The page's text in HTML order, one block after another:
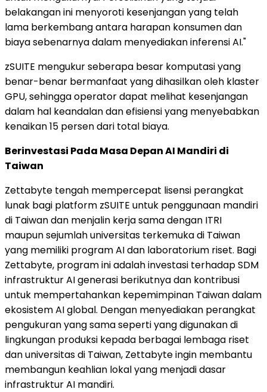
belakangan ini menyoroti kesenjangan yang telah
lama berkembang antara harapan konsumen dan
biaya sebenarnya dalam menyediakan inferensi AI."
zSUITE mengukur seberapa besar komputasi yang
benar-benar bermanfaat yang dihasilkan oleh klaster
GPU, sehingga operator dapat melihat kesenjangan
dalam hal keandalan dan efisiensi yang menyebabkan
kenaikan 15 persen dari total biaya.
Berinvestasi Pada Masa Depan AI Mandiri di
Taiwan
Zettabyte tengah mempercepat lisensi perangkat
lunak bagi platform zSUITE untuk penggunaan mandiri
di Taiwan dan menjalin kerja sama dengan ITRI
maupun sejumlah universitas terkemuka di Taiwan
yang memiliki program AI dan laboratorium riset. Bagi
Zettabyte, program ini adalah investasi terhadap SDM
infrastruktur AI generasi berikutnya dan kontribusi
untuk mempertahankan kepemimpinan Taiwan dalam
ekosistem AI global. Dengan menyediakan perangkat
pengukuran yang sama seperti yang digunakan di
lingkungan produksi kepada berbagai lembaga riset
dan universitas di Taiwan, Zettabyte ingin membantu
membangun keahlian lokal yang menjadi dasar
infrastruktur AI mandiri.